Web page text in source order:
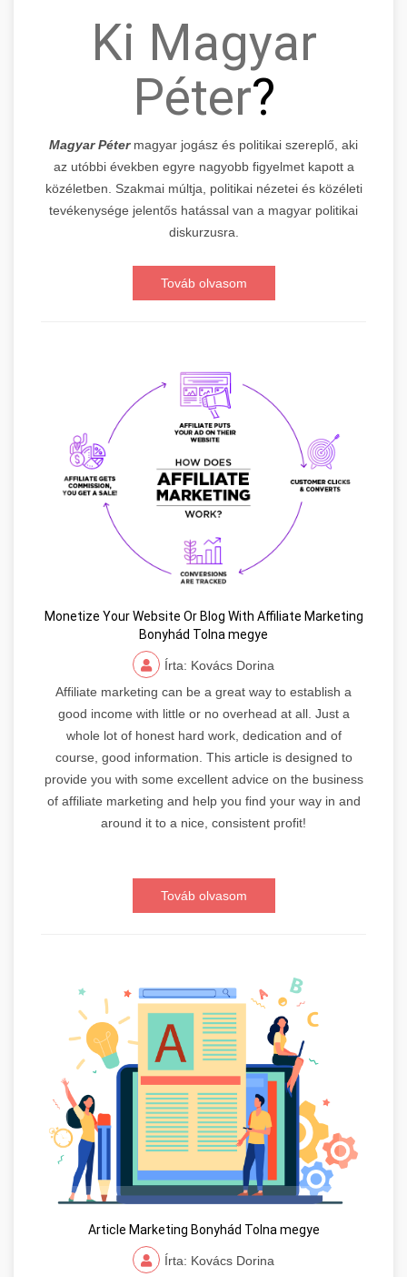
Ki Magyar
Péter?
Magyar Pétermagyar jogász és politikai szereplő, aki
az utóbbi években egyre nagyobb figyelmet kapott a
közéletben. Szakmai múltja, politikai nézetei és közéleti
tevékenysége jelentős hatással van a magyar politikai
diskurzusra.
Továb olvasom
Monetize Your Website Or Blog With Affiliate Marketing
Bonyhád Tolna megye
Írta: Kovács Dorina
Affiliate marketing can be a great way to establish a
good income with little or no overhead at all. Just a
whole lot of honest hard work, dedication and of
course, good information. This article is designed to
provide you with some excellent advice on the business
of affiliate marketing and help you find your way in and
around it to a nice, consistent profit!
Továb olvasom
Article Marketing Bonyhád Tolna megye
Írta: Kovács Dorina